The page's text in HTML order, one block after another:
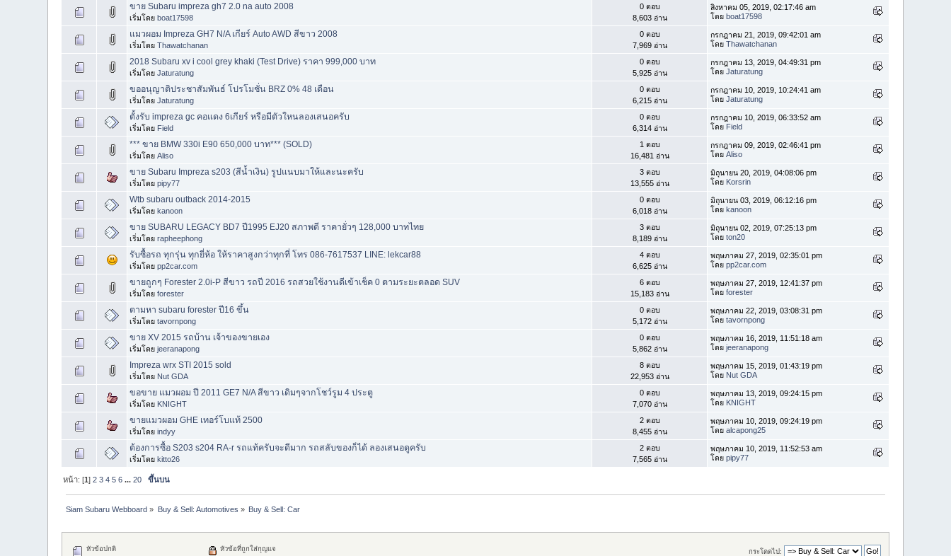
ขาย Subaru impreza gh7 2.0 na auto 2008
เริ่มโดยboat17598
0 ตอบ
8,603 อ่าน
สิงหาคม 05, 2019, 02:17:46 am
โดยboat17598
แมวผอม Impreza GH7 N/A เกียร์ Auto AWD สีขาว 2008
เริ่มโดยThawatchanan
0 ตอบ
7,969 อ่าน
กรกฎาคม 21, 2019, 09:42:01 am
โดยThawatchanan
2018 Subaru xv i cool grey khaki (Test Drive) ราคา 999,000 บาท
เริ่มโดยJaturatung
0 ตอบ
5,925 อ่าน
กรกฎาคม 13, 2019, 04:49:31 pm
โดยJaturatung
ขออนุญาติประชาสัมพันธ์ โปรโมชั่น BRZ 0% 48 เดือน
เริ่มโดยJaturatung
0 ตอบ
6,215 อ่าน
กรกฎาคม 10, 2019, 10:24:41 am
โดยJaturatung
ตั้งรับ impreza gc คอแดง 6เกียร์ หรือมีตัวใหนลองเสนอครับ
เริ่มโดย Field
0 ตอบ
6,314 อ่าน
กรกฎาคม 10, 2019, 06:33:52 am
โดย Field
*** ขาย BMW 330i E90 650,000 บาท*** (SOLD)
เริ่มโดยAliso
1 ตอบ
16,481 อ่าน
กรกฎาคม 09, 2019, 02:46:41 pm
โดยAliso
ขาย Subaru Impreza s203 (สีน้ำเงิน) รูปแนบมาให้และนะครับ
เริ่มโดยpipy77
3 ตอบ
13,555 อ่าน
มิถุนายน 20, 2019, 04:08:06 pm
โดย Korsrin
Wtb subaru outback 2014-2015
เริ่มโดยkanoon
0 ตอบ
6,018 อ่าน
มิถุนายน 03, 2019, 06:12:16 pm
โดยkanoon
ขาย SUBARU LEGACY BD7 ปี1995 EJ20 สภาพดี ราคายั่วๆ 128,000 บาทไทย
เริ่มโดยrapheephong
3 ตอบ
8,189 อ่าน
มิถุนายน 02, 2019, 07:25:13 pm
โดยton20
รับซื้อรถ ทุกรุ่น ทุกยี่ห้อ ให้ราคาสูงกว่าทุกที่ โทร 086-7617537 LINE: lekcar88
เริ่มโดยpp2car.com
4 ตอบ
6,625 อ่าน
พฤษภาคม 27, 2019, 02:35:01 pm
โดยpp2car.com
ขายถูกๆ Forester 2.0i-P สีขาว รถปี 2016 รถสวยใช้งานดีเข้าเช็ค 0 ตามระยะตลอด SUV
เริ่มโดยforester
6 ตอบ
15,183 อ่าน
พฤษภาคม 27, 2019, 12:41:37 pm
โดยforester
ตามหา subaru forester ปี16 ขึ้น
เริ่มโดยtavornpong
0 ตอบ
5,172 อ่าน
พฤษภาคม 22, 2019, 03:08:31 pm
โดยtavornpong
ขาย XV 2015 รถบ้าน เจ้าของขายเอง
เริ่มโดยjeeranapong
0 ตอบ
5,862 อ่าน
พฤษภาคม 16, 2019, 11:51:18 am
โดยjeeranapong
Impreza wrx STI 2015 sold
เริ่มโดย Nut GDA
8 ตอบ
22,953 อ่าน
พฤษภาคม 15, 2019, 01:43:19 pm
โดย Nut GDA
ขอขาย แมวผอม ปี 2011 GE7 N/A สีขาว เดิมๆจากโชว์รูม 4 ประตู
เริ่มโดย KNIGHT
0 ตอบ
7,070 อ่าน
พฤษภาคม 13, 2019, 09:24:15 pm
โดย KNIGHT
ขายแมวผอม GHE เทอร์โบแท้ 2500
เริ่มโดยindyy
2 ตอบ
8,455 อ่าน
พฤษภาคม 10, 2019, 09:24:19 pm
โดยalcapong25
ต้องการซื้อ S203 s204 RA-r รถแท้ครับจะดีมาก รถสลับของก็ได้ ลองเสนอดูครับ
เริ่มโดยkitto26
2 ตอบ
7,565 อ่าน
พฤษภาคม 10, 2019, 11:52:53 am
โดยpipy77
หน้า: [1]2 3 4 5 6 ...20 ขึ้นบน
Siam Subaru Webboard » Buy & Sell: Automotives » Buy & Sell: Car
กระโดดไป:
หัวข้อปกติ หัวข้อที่ถูกใส่กุญแจ